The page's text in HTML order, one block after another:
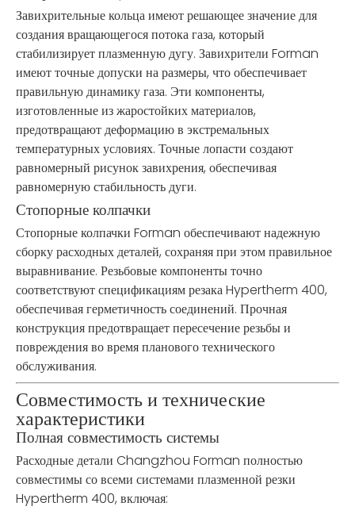
Завихрительные кольца имеют решающее значение для
создания вращающегося потока газа, который
стабилизирует плазменную дугу. Завихрители Forman
имеют точные допуски на размеры, что обеспечивает
правильную динамику газа. Эти компоненты,
изготовленные из жаростойких материалов,
предотвращают деформацию в экстремальных
температурных условиях. Точные лопасти создают
равномерный рисунок завихрения, обеспечивая
равномерную стабильность дуги.
Стопорные колпачки
Стопорные колпачки Forman обеспечивают надежную
сборку расходных деталей, сохраняя при этом правильное
выравнивание. Резьбовые компоненты точно
соответствуют спецификациям резака Hypertherm 400,
обеспечивая герметичность соединений. Прочная
конструкция предотвращает пересечение резьбы и
повреждения во время планового технического
обслуживания.
Совместимость и технические
характеристики
Полная совместимость системы
Расходные детали Changzhou Forman полностью
совместимы со всеми системами плазменной резки
Hypertherm 400, включая: